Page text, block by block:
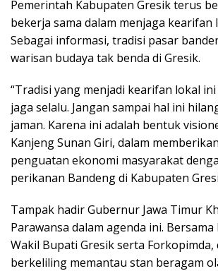
Pemerintah Kabupaten Gresik terus
bekerja sama dalam menjaga kearifan
Sebagai informasi, tradisi pasar
warisan budaya tak benda di Gresik.
“Tradisi yang menjadi kearifan lokal
jaga selalu. Jangan sampai hal ini
jaman. Karena ini adalah bentuk
Kanjeng Sunan Giri, dalam
penguatan ekonomi masyarakat
perikanan Bandeng di Kabupaten
Tampak hadir Gubernur Jawa Timur
Parawansa dalam agenda ini.
Wakil Bupati Gresik serta Forkopimda,
berkeliling memantau stan beragam